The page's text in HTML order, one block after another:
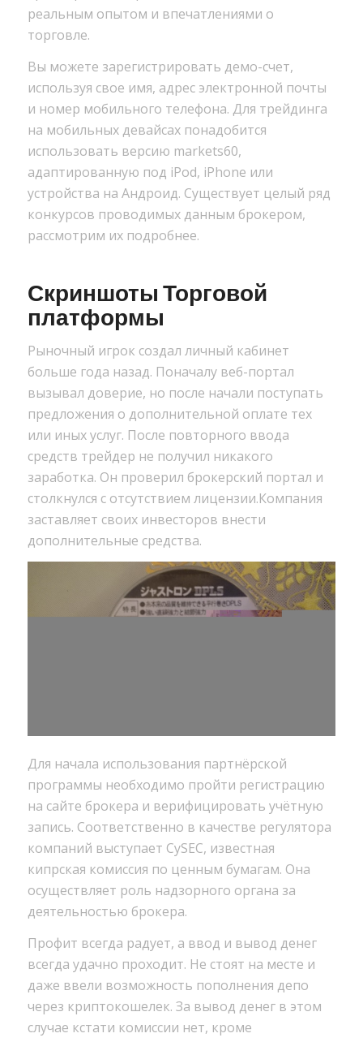
реальным опытом и впечатлениями о
торговле.
Вы можете зарегистрировать демо-счет,
используя свое имя, адрес электронной почты
и номер мобильного телефона. Для трейдинга
на мобильных девайсах понадобится
использовать версию markets60,
адаптированную под iPod, iPhone или
устройства на Андроид. Существует целый ряд
конкурсов проводимых данным брокером,
рассмотрим их подробнее.
Скриншоты Торговой
платформы
Рыночный игрок создал личный кабинет
больше года назад. Поначалу веб-портал
вызывал доверие, но после начали поступать
предложения о дополнительной оплате тех
или иных услуг. После повторного ввода
средств трейдер не получил никакого
заработка. Он проверил брокерский портал и
столкнулся с отсутствием лицензии.Компания
заставляет своих инвесторов внести
дополнительные средства.
Для начала использования партнёрской
программы необходимо пройти регистрацию
на сайте брокера и верифицировать учётную
запись. Соответственно в качестве регулятора
компаний выступает CySEC, известная
кипрская комиссия по ценным бумагам. Она
осуществляет роль надзорного органа за
деятельностью брокера.
Профит всегда радует, а ввод и вывод денег
всегда удачно проходит. Не стоят на месте и
даже ввели возможность пополнения депо
через криптокошелек. За вывод денег в этом
случае кстати комиссии нет, кроме